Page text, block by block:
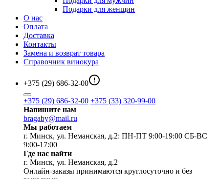
Подарки для женщин
О нас
Оплата
Доставка
Контакты
Замена и возврат товара
Справочник винокура
+375 (29) 686-32-00
+375 (29) 686-32-00 +375 (33) 320-99-00
Напишите нам
bragaby@mail.ru
Мы работаем
г. Минск, ул. Неманская, д.2: ПН-ПТ 9:00-19:00 СБ-ВС
9:00-17:00
Где нас найти
г. Минск, ул. Неманская, д.2
Онлайн-заказы принимаются круглосуточно и без